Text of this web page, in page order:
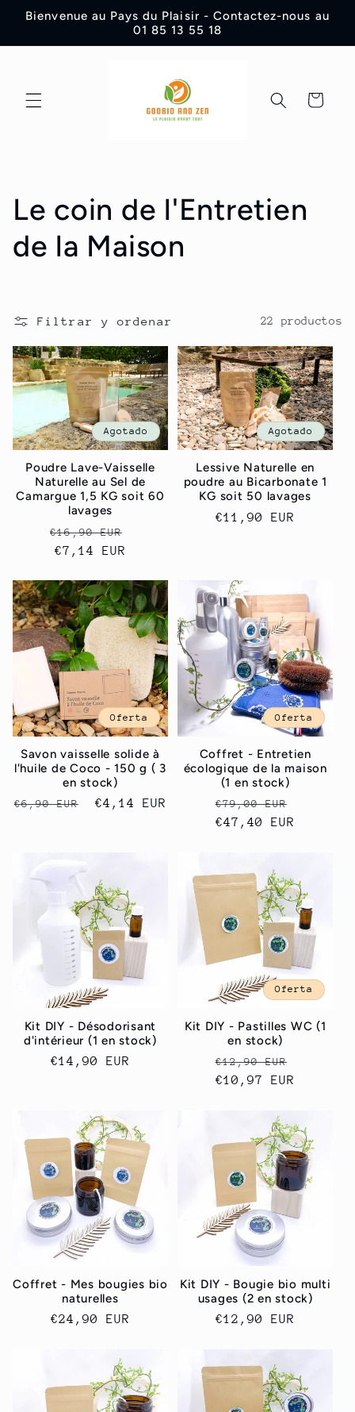
directamente
Bienvenue au Pays du Plaisir - Contactez-nous au
01 85 13 55 18
Carrito
C
o
e
c
c
i
ó
n
Le coin de l'Entretien
de la Maison
Filtrar y ordenar 22 productos
Agotado
Poudre Lave-Vaisselle
Naturelle au Sel de
Camargue 1,5 KG soit 60
lavages
Precio
habitual
€16,90 EUR
€7,14 EUR
Agotado
Lessive Naturelle en
poudre au Bicarbonate 1
KG soit 50 lavages
Precio
€11,90 EUR
Oferta
Savon vaisselle solide à
l'huile de Coco - 150 g ( 3
en stock)
Precio
€6,90 EUR
Precio
€4,14 EUR
Oferta
Coffret - Entretien
écologique de la maison
(1 en stock)
Precio
habitual
€79,00 EUR
€47,40 EUR
Kit DIY - Désodorisant
d'intérieur (1 en stock)
Precio
€14,90 EUR
Oferta
Kit DIY - Pastilles WC (1
en stock)
Precio
habitual
€12,90 EUR
€10,97 EUR
Coffret - Mes bougies bio
naturelles
Precio
€24,90 EUR
Kit DIY - Bougie bio multi
usages (2 en stock)
Precio
€12,90 EUR